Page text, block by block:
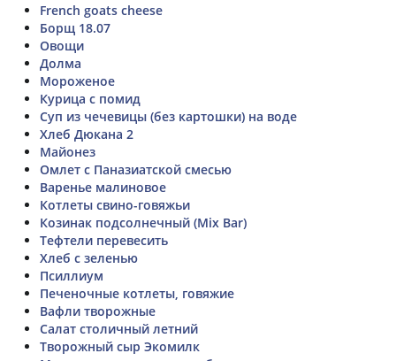
French goats cheese
Борщ 18.07
Овощи
Долма
Мороженое
Курица с помид
Суп из чечевицы (без картошки) на воде
Хлеб Дюкана 2
Майонез
Омлет с Паназиатской смесью
Варенье малиновое
Котлеты свино-говяжьи
Козинак подсолнечный (Mix Bar)
Тефтели перевесить
Хлеб с зеленью
Псиллиум
Печеночные котлеты, говяжие
Вафли творожные
Салат столичный летний
Творожный сыр Экомилк